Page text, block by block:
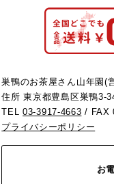
巣鴨のお茶屋さん山年園
住所 東京都豊島区巣鴨3-
TEL03-3917-4663 / FAX
プライバシーポリシー
お